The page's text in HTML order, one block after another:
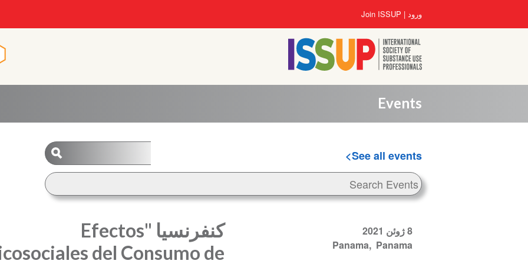
User
account
menu
ورود Join ISSUP
Events
See all events
8 ژوئن 2021
Panama
Panama
کنفرنسیا "Efectos
del Consumo de